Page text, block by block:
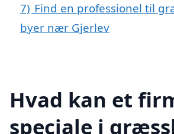
7) Find en professionel til
byer nær Gjerlev
Hvad kan et
speciale i